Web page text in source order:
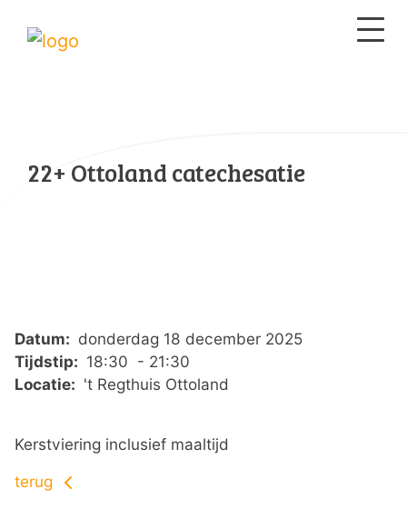
22+ Ottoland catechesatie
Datum: donderdag 18 december 2025
Tijdstip: 18:30 - 21:30
Locatie: 't Regthuis Ottoland
Kerstviering inclusief maaltijd
terug